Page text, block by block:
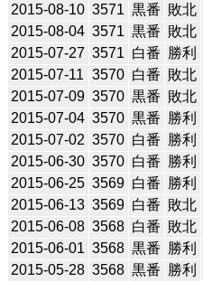
2015-08-10 3571 黒番 敗北
2015-08-04 3571 黒番 敗北
2015-07-27 3571 白番 勝利
2015-07-11 3570 白番 敗北
2015-07-09 3570 黒番 敗北
2015-07-04 3570 黒番 勝利
2015-07-02 3570 白番 勝利
2015-06-30 3570 白番 勝利
2015-06-25 3569 白番 勝利
2015-06-13 3569 白番 敗北
2015-06-08 3568 白番 敗北
2015-06-01 3568 黒番 勝利
2015-05-28 3568 黒番 勝利